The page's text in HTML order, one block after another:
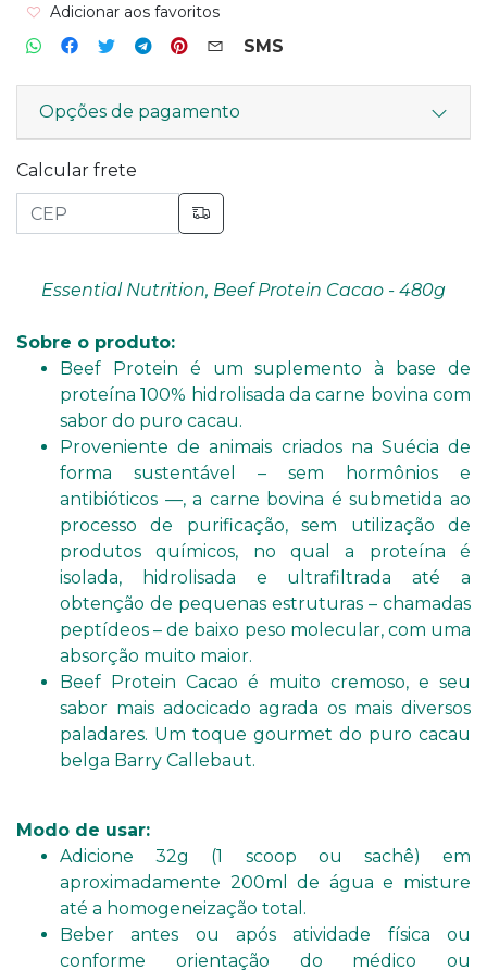
Adicionar aos favoritos
SMS
Opções de pagamento
Calcular frete
Essential Nutrition, Beef Protein Cacao - 480g
Sobre o produto:
Beef Protein é um suplemento à base de
proteína 100% hidrolisada da carne bovina com
sabor do puro cacau.
Proveniente de animais criados na Suécia de
forma sustentável – sem hormônios e
antibióticos —, a carne bovina é submetida ao
processo de purificação, sem utilização de
produtos químicos, no qual a proteína é
isolada, hidrolisada e ultrafiltrada até a
obtenção de pequenas estruturas – chamadas
peptídeos – de baixo peso molecular, com uma
absorção muito maior.
Beef Protein Cacao é muito cremoso, e seu
sabor mais adocicado agrada os mais diversos
paladares. Um toque gourmet do puro cacau
belga Barry Callebaut.
Modo de usar:
Adicione 32g (1 scoop ou sachê) em
aproximadamente 200ml de água e misture
até a homogeneização total.
Beber antes ou após atividade física ou
conforme orientação do médico ou